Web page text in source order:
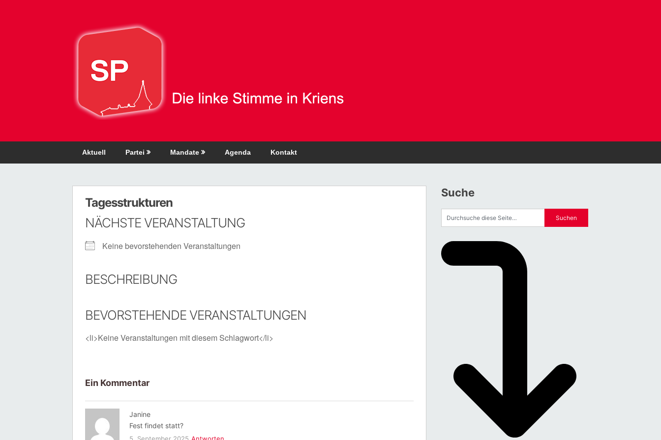
Aktuell Partei Mandate Agenda Kontakt
Tagesstrukturen
NÄCHSTE VERANSTALTUNG
Keine bevorstehenden Veranstaltungen
BESCHREIBUNG
BEVORSTEHENDE VERANSTALTUNGEN
<li>Keine Veranstaltungen mit diesem Schlagwort</li>
Ein Kommentar
Janine
Fest findet statt?
Suche